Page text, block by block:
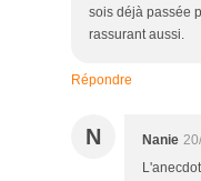
sois déjà passée
rassurant aussi.
Répondre
N Nanie